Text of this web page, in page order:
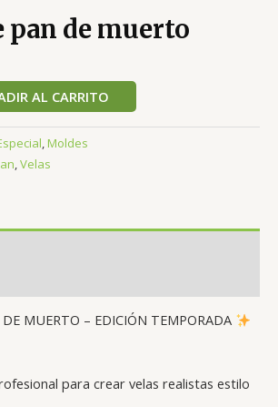
pan de muerto
AL CARRITO
,Moldes
,Velas
MUERTO – EDICIÓN TEMPORADA
para crear velas realistas estilo